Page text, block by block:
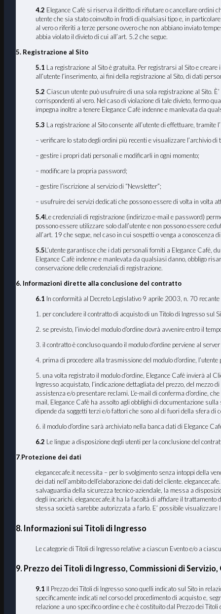
4.2 Elegance Cafè si riserva il diritto di rifiutare o cancellare ordini
utente che sia stato coinvolto in frodi di qualsiasi tipo e, in
al vero o riferiti a terze persone ovvero che non abbiano inviato
abbia violato il divieto di cui all’art. 5.2 che segue.
5. Registrazione al Sito
5.1 La registrazione al Sito è gratuita. Per registrarsi al Sito e
all’utente l’inserimento, ai fini della registrazione al Sito, di dati
5.2 Ciascun utente può usufruire di una sola registrazione al Sito.
corrispondenti al vero. Nel caso di violazione di tale divieto, fermo
impegna inoltre a tenere Elegance Cafè indenne e manlevata da
5.3 La registrazione al Sito consente all’utente di effettuare, tramite
– verificare lo stato degli ordini più recenti e visualizzare l’archivio
– gestire i propri dati personali e modificarli in ogni momento;
– modificare la propria password;
– gestire l’iscrizione al servizio di “Newsletter”;
– usufruire dei servizi dedicati che possono essere di volta in volta
5.4Le credenziali di registrazione (indirizzo e-mail e password)
possono essere utilizzare solo dall’utente e non possono essere
all’art. 19 che segue, nel caso in cui sospetti o venga a conoscenza
5.5L’utente garantisce che i dati personali forniti a Elegance Cafè,
Elegance Cafè indenne e manlevata da qualsiasi danno, obbligo
conservazione delle credenziali di registrazione.
6. Informazioni dirette alla conclusione del contratto
6.1 In conformità al Decreto Legislativo 9 aprile 2003, n. 70
1. per concludere il contratto di acquisto di un Titolo di Ingresso sul
2. se previsto, l’invio del modulo d’ordine dovrà avvenire entro il
3. il contratto è concluso quando il modulo d’ordine perviene al
4. prima di procedere alla trasmissione del modulo d’ordine,
5. una volta registrato il modulo d’ordine, Elegance Cafè invierà al
Ingresso acquistato, l’indicazione dettagliata del prezzo, del mezzo
assistenza e/o presentare reclami. L’e-mail di conferma d’ordine,
mail, Elegance Cafè ha assolto agli obblighi di documentazione
dipende da soggetti terzi e/o fattori che sono al di fuori della sfera di
6. il modulo d’ordine sarà archiviato nella banca dati di Elegance
6.2 Le lingue a disposizione degli utenti per la conclusione del
7.Protezione dei dati
elegancecafe.it necessita – per lo svolgimento senza intoppi della
dei dati nell’ambito dell’elaborazione dei dati del cliente.
salvaguardia della sicurezza tecnico-aziendale, la messa a
degli incarichi. elegancecafe.it ha la facoltà di affidare il
stessa società sarebbe autorizzata a farlo. E’ possibile
8. Informazioni sui Titoli di Ingresso
Le categorie di Titoli di Ingresso relative a ciascun Evento e/o a
9. Prezzo dei Titoli di Ingresso, Commissioni di
9.1 Il Prezzo dei Titoli di Ingresso sono quelli indicato sul Sito in
specificamente indicati nel corso del procedimento di acquisto e,
relazione a uno specifico ordine e che è costituito dal Prezzo dei Titoli